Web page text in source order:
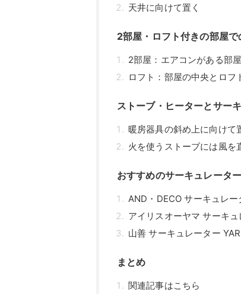
天井に向けて置く
2部屋・ロフト付きの部屋
2部屋：エアコンがある部
ロフト：部屋の中央とロフ
ストーブ・ヒーターとサー
暖房器具の斜め上に向けて
火を使うストーブには風を
おすすめのサーキュレーター
AND・DECO サーキュレー
アイリスオーヤマ サーキ
山善 サーキュレーター
まとめ
関連記事はこちら